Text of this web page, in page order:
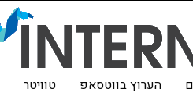
הערוץ בווטסאפ טוויטר